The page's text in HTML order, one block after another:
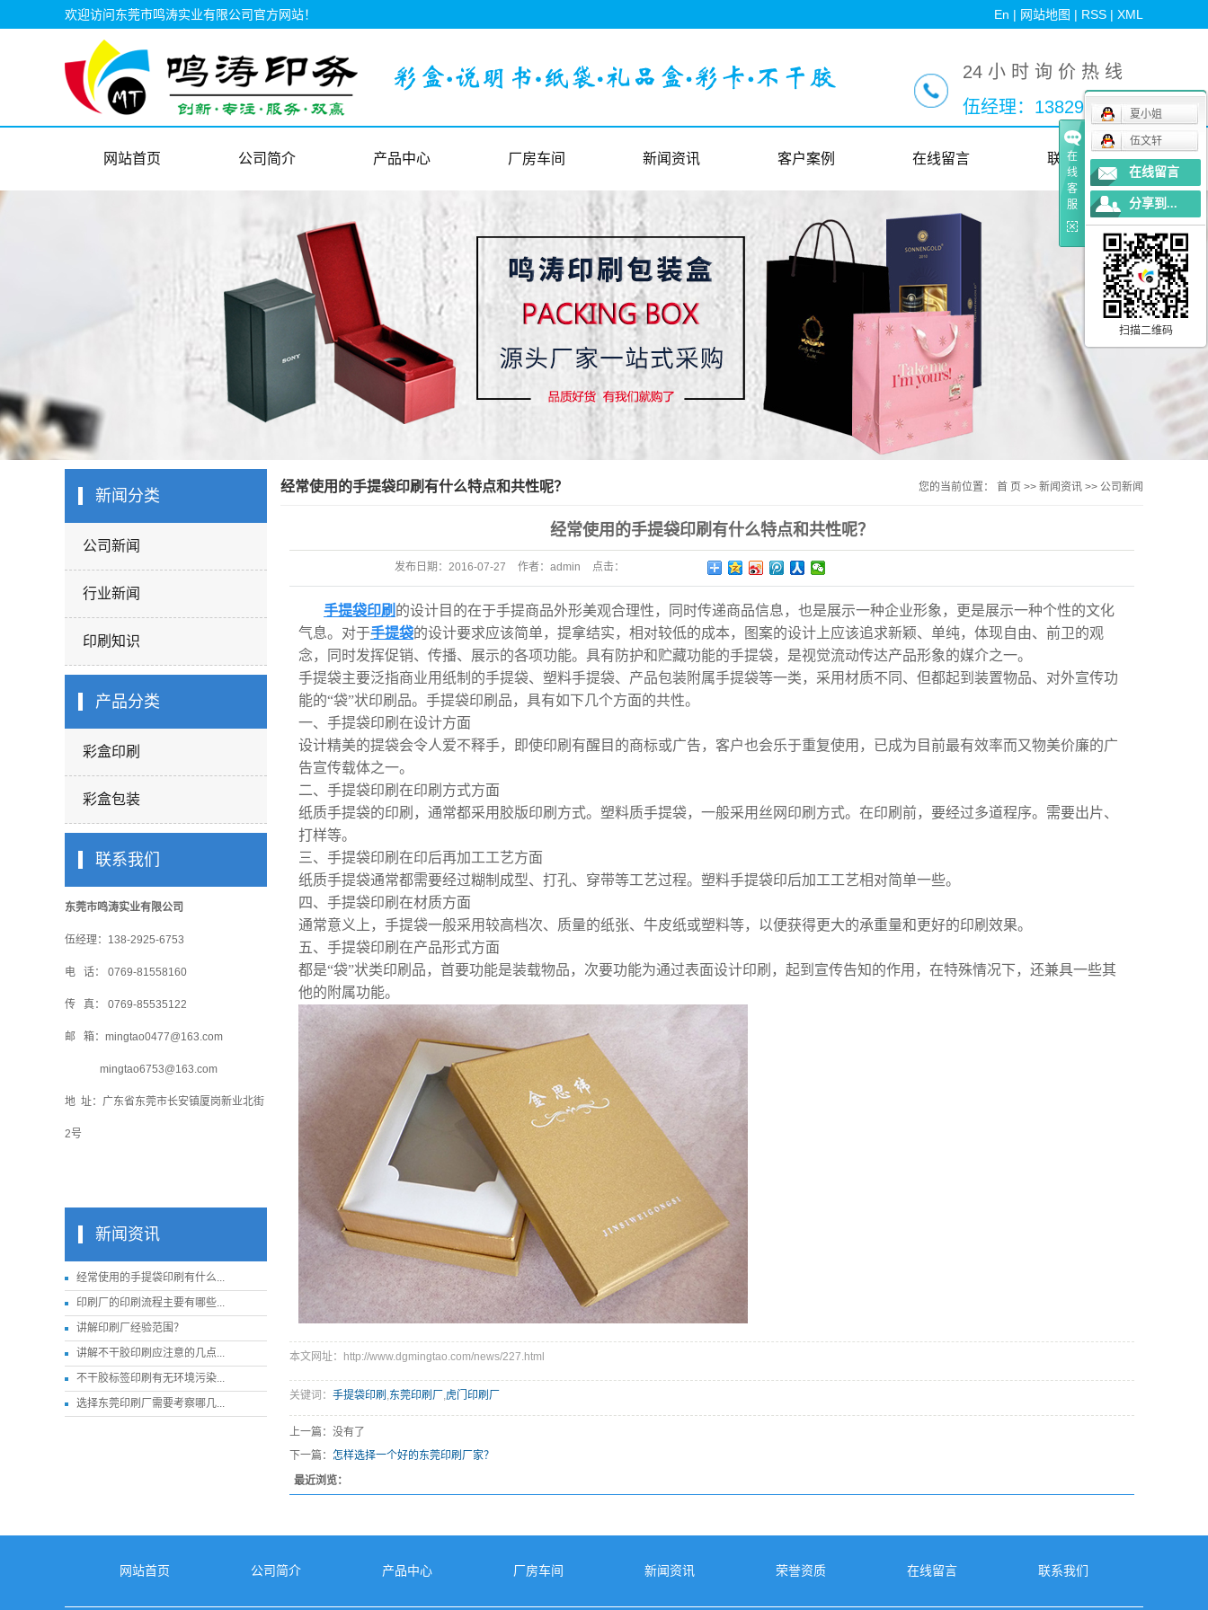
欢迎访问东莞市鸣涛实业有限公司官方网站！ En | 网站地图 | RSS | XML
24 小 时 询 价 热 线
伍经理：13829256753
网站首页 公司简介
视频中心
产品中心
彩盒包装
厂房车间
厂房车间
新闻资讯
公司新闻
行业新闻
印刷知识
客户案例 在线留言 联系我们
新闻分类
公司新闻
行业新闻
印刷知识
产品分类
彩盒印刷
彩盒包装
联系我们
东莞市鸣涛实业有限公司
伍经理：138-2925-6753
电 话： 0769-81558160
传 真： 0769-85535122
邮 箱：mingtao0477@163.com
mingtao6753@163.com
地 址：广东省东莞市长安镇厦岗新业北街
2号
新闻资讯
经常使用的手提袋印刷有什么...
印刷厂的印刷流程主要有哪些...
讲解印刷厂经验范围​？
讲解不干胶印刷应注意的几点...
不干胶标签印刷有无环境污染...
选择东莞印刷厂需要考察哪几...
经常使用的手提袋印刷有什么特点和共性呢？ 您的当前位置： 首 页 >> 新闻资讯 >> 公司新闻
经常使用的手提袋印刷有什么特点和共性呢？
发布日期： 2016-07-27 作者： admin 点击：
手提袋印刷 的设计目的在于手提商品外形美观合理性，同时传递商品信息，也是展示一种企业形象，更是展示一种个性的文化
气息。对于手提袋的设计要求应该简单，提拿结实，相对较低的成本，图案的设计上应该追求新颖、单纯，体现自由、前卫的观
念，同时发挥促销、传播、展示的各项功能。具有防护和贮藏功能的手提袋，是视觉流动传达产品形象的媒介之一。
手提袋主要泛指商业用纸制的手提袋、塑料手提袋、产品包装附属手提袋等一类，采用材质不同、但都起到装置物品、对外宣传功
能的“袋”状印刷品。手提袋印刷品，具有如下几个方面的共性。
一、手提袋印刷在设计方面
设计精美的提袋会令人爱不释手，即使印刷有醒目的商标或广告，客户也会乐于重复使用，已成为目前最有效率而又物美价廉的广
告宣传载体之一。
二、手提袋印刷在印刷方式方面
纸质手提袋的印刷，通常都采用胶版印刷方式。塑料质手提袋，一般采用丝网印刷方式。在印刷前，要经过多道程序。需要出片、
打样等。
三、手提袋印刷在印后再加工工艺方面
纸质手提袋通常都需要经过糊制成型、打孔、穿带等工艺过程。塑料手提袋印后加工工艺相对简单一些。
四、手提袋印刷在材质方面
通常意义上，手提袋一般采用较高档次、质量的纸张、牛皮纸或塑料等，以便获得更大的承重量和更好的印刷效果。
五、手提袋印刷在产品形式方面
都是“袋”状类印刷品，首要功能是装载物品，次要功能为通过表面设计印刷，起到宣传告知的作用，在特殊情况下，还兼具一些其
他的附属功能。
本文网址：http://www.dgmingtao.com/news/227.html
关键词： 手提袋印刷 ,东莞印刷厂 ,虎门印刷厂
上一篇：没有了
下一篇： 怎样选择一个好的东莞印刷厂家？
最近浏览：
网站首页 公司简介 产品中心 厂房车间 新闻资讯 荣誉资质 在线留言 联系我们
在
线
客
服
夏小姐
伍文轩
在线留言
分享到...
扫描二维码